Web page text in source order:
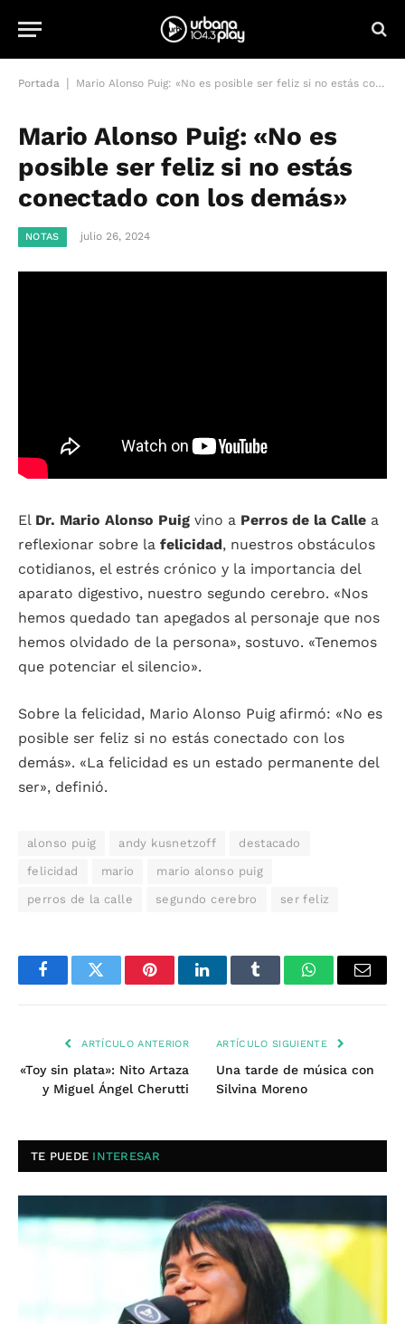
Portada Mario Alonso Puig: «No es posible ser feliz si no estás conectado con los demás»
Mario Alonso Puig: «No es
posible ser feliz si no estás
conectado con los demás»
NOTAS julio 26, 2024
El Dr. Mario Alonso Puig vino a Perros de la Calle a
reflexionar sobre la felicidad, nuestros obstáculos
cotidianos, el estrés crónico y la importancia del
aparato digestivo, nuestro segundo cerebro. «Nos
hemos quedado tan apegados al personaje que nos
hemos olvidado de la persona», sostuvo. «Tenemos
que potenciar el silencio».
Sobre la felicidad, Mario Alonso Puig afirmó: «No es
posible ser feliz si no estás conectado con los
demás». «La felicidad es un estado permanente del
ser», definió.
alonso puig andy kusnetzoff destacado
felicidad mario mario alonso puig
perros de la calle segundo cerebro ser feliz
FacebookTwitter PinterestLinkedInTumblr WhatsAppEmail
ARTÍCULO ANTERIOR
«Toy sin plata»: Nito Artaza
y Miguel Ángel Cherutti
ARTÍCULO SIGUIENTE
Una tarde de música con
Silvina Moreno
TE PUEDE INTERESAR